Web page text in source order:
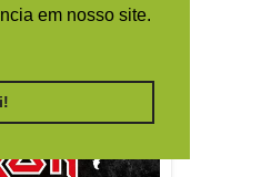
em nosso site.